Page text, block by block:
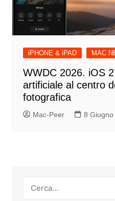
iPHONE & iPAD MAC
WWDC 2026. iOS
artificiale al centro
fotografica
Mac-Peer 8 Giugno